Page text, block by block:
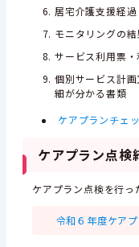
居宅介護支援経過
モニタリングの
サービス利用票・
個別サービス計
細が分かる書類
ケアプランチェ
ケアプラン点検
ケアプラン点検を行っ
令和６年度ケア